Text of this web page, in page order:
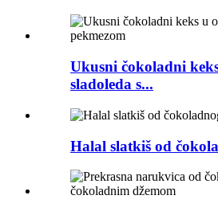
Ukusni čokoladni
sladoleda s...
Halal slatkiš od